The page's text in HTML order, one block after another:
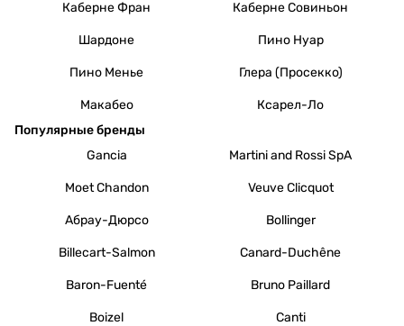
Каберне Фран Каберне Совиньон
Шардоне Пино Нуар
Пино Менье Глера (Просекко)
Макабео
Ксарел-Ло
Популярные бренды
Gancia
Martini and Rossi SpA
Moet Chandon Veuve Clicquot
Абрау-Дюрсо Bollinger
Billecart-Salmon Canard-Duchêne
Baron-Fuenté Bruno Paillard
Boizel Canti